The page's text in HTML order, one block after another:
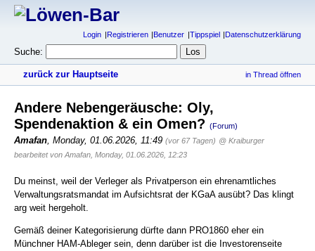
Login Registrieren Benutzer Tippspiel Datenschutzerklärung
Suche:
zurück zur Hauptseite in Thread öffnen
Andere Nebengeräusche: Oly,
Spendenaktion & ein Omen? (Forum)
Amafan, Monday, 01.06.2026, 11:49 (vor 67 Tagen) @ Kraiburger
bearbeitet von Amafan, Monday, 01.06.2026, 12:23
Du meinst, weil der Verleger als Privatperson ein ehrenamtliches
Verwaltungsratsmandat im Aufsichtsrat der KGaA ausübt? Das klingt
arg weit hergeholt.
Gemäß deiner Kategorisierung dürfte dann PRO1860 eher ein
Münchner HAM-Ableger sein, denn darüber ist die Investorenseite